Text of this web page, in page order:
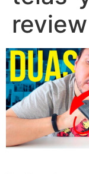
review